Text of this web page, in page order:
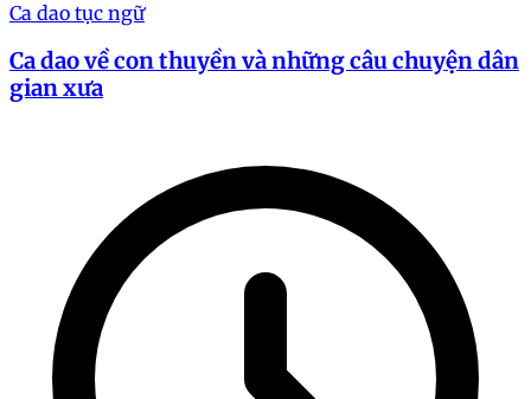
Ca dao tục ngữ
Ca dao về con thuyền và những câu chuyện dân
gian xưa